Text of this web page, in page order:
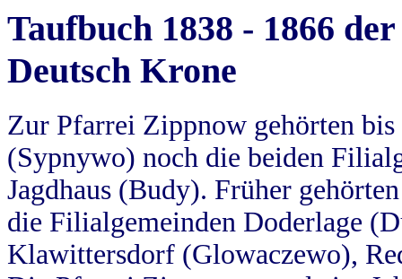
Taufbuch 1838 - 1866
Deutsch Krone
Zur Pfarrei Zippnow gehörten
(Sypnywo) noch die beiden
Jagdhaus (Budy). Früher
die Filialgemeinden Doderlage
Klawittersdorf (Glowaczewo),